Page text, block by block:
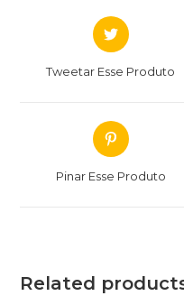
Tweetar Esse Produto
Pinar Esse Produto
Related